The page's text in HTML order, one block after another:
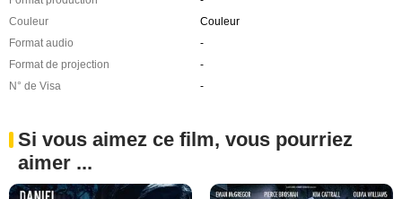
Couleur
Couleur
Format audio
-
Format de projection
-
N° de Visa
-
Si vous aimez ce film, vous pourriez
aimer ...